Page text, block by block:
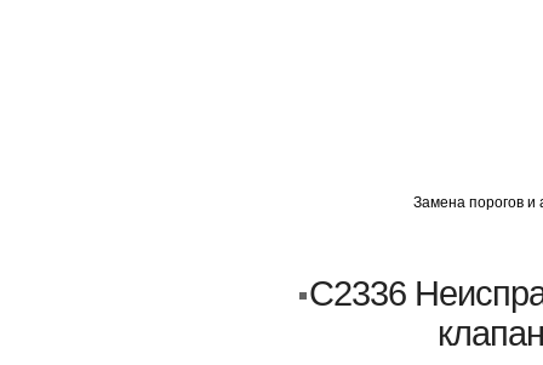
Замена порогов и
C2336